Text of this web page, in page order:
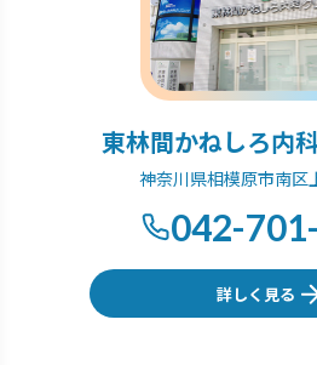
東林間かねしろ内
神奈川県相模原市南区
042-
詳しく見る